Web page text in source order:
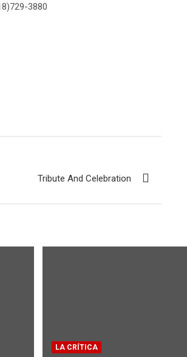
3880
Tribute And Celebration
LA CRÍTICA